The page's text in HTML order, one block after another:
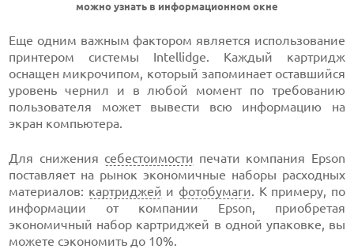
можно узнать в информационном окне
Еще одним важным фактором является использование
принтером системы Intellidge. Каждый картридж
оснащен микрочипом, который запоминает оставшийся
уровень чернил и в любой момент по требованию
пользователя может вывести всю информацию на
экран компьютера.
Для снижения себестоимости печати компания Epson
поставляет на рынок экономичные наборы расходных
материалов: картриджей ифотобумаги. К примеру, по
информации от компании Epson, приобретая
экономичный набор картриджей в одной упаковке, вы
можете сэкономить до 10%.